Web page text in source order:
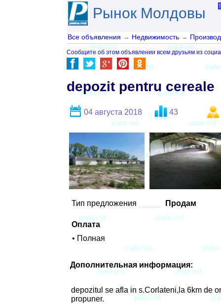
Рынок Молдовы
Все объявления → Недвижимость →
Сообщите об этом объявлении всем друзьям из
depozit pentru cereale
04 августа 2018 43
Тип предложения Продам
Оплата
• Полная
Дополнительная информация:
depozitul se afla in s.Corlateni,la 6km de
propuner.